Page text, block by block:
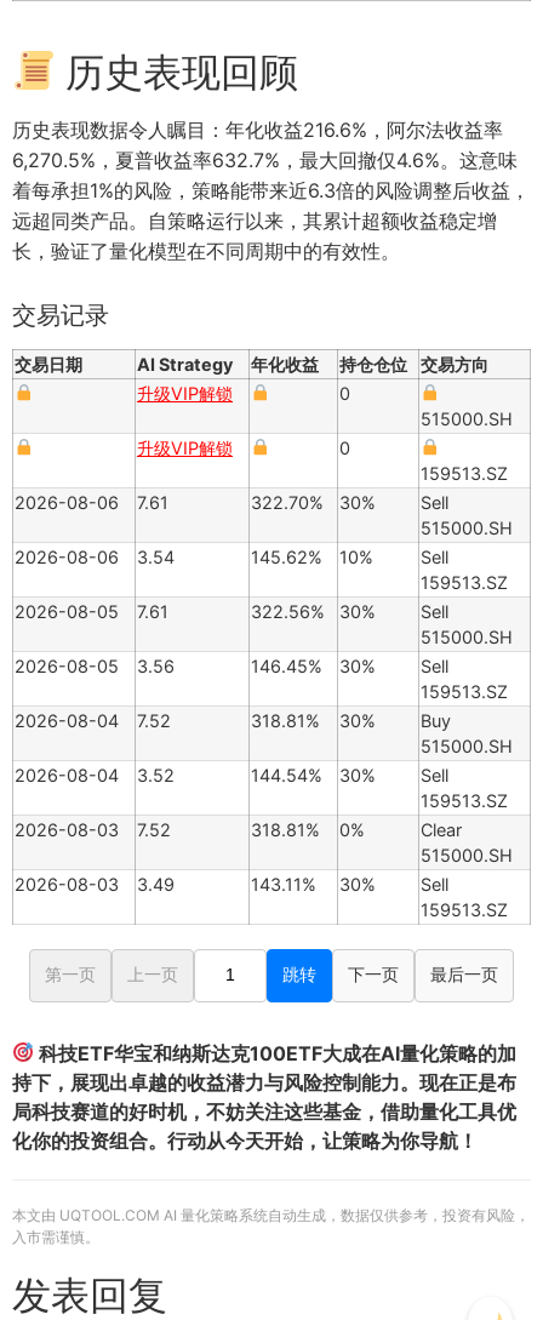
历史表现回顾
历史表现数据令人瞩目：年化收益216.6%，阿尔法收益率
6,270.5%，夏普收益率632.7%，最大回撤仅4.6%。这意味
着每承担1%的风险，策略能带来近6.3倍的风险调整后收益，
远超同类产品。自策略运行以来，其累计超额收益稳定增
长，验证了量化模型在不同周期中的有效性。
交易记录
交易日期 AI Strategy 年化收益 持仓仓位
交易方向
升级VIP解锁
0
515000.SH
升级VIP解锁
0
159513.SZ
2026-08-06
7.61 322.70% 30%
Sell
515000.SH
2026-08-06
3.54 145.62% 10%
Sell
159513.SZ
2026-08-05
7.61 322.56% 30%
Sell
515000.SH
2026-08-05
3.56 146.45% 30%
Sell
159513.SZ
2026-08-04
7.52 318.81% 30%
Buy
515000.SH
2026-08-04
3.52 144.54% 30%
Sell
159513.SZ
2026-08-03
7.52 318.81% 0%
Clear
515000.SH
2026-08-03
3.49 143.11% 30%
Sell
159513.SZ
第一页 上一页 跳转 下一页 最后一页
科技ETF华宝和纳斯达克100ETF大成在AI量化策略的加
持下，展现出卓越的收益潜力与风险控制能力。现在正是布
局科技赛道的好时机，不妨关注这些基金，借助量化工具优
化你的投资组合。行动从今天开始，让策略为你导航！
本文由 UQTOOL.COM AI 量化策略系统自动生成，数据仅供参考，投资有风险，
入市需谨慎。
发表回复